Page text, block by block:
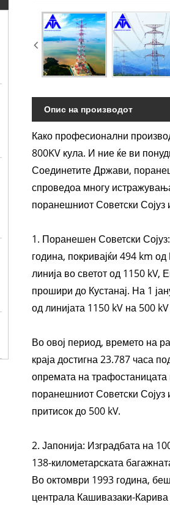
Опис на производот
Како професионални
800KV кула. И ние ќе ви
Соединетите Држави,
спроведоа многу
поранешниот Советски Сојуз
1. Поранешен Советски
година, покривајќи 494 km
линија во светот од 1150
прошири до Кустанај. На 1
од линијата 1150 kV на 500
Во овој период, времето на
краја достигна 23.787 часа
опремата на
поранешниот Советски Сојуз
притисок до 500 kV.
2. Јапонија: Изградбата на
138-километарската
Во октомври 1993 година,
централа Кашивазаки-